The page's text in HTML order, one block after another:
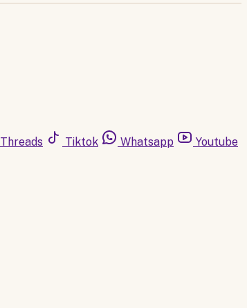
Threads Tiktok Whatsapp Youtube